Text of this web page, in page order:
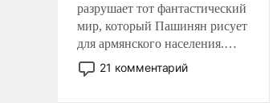
разрушает тот фантастический
мир, который Пашинян рисует
для армянского населения.
Мир, где политические
прожекты будут безусловно
21 комментарий